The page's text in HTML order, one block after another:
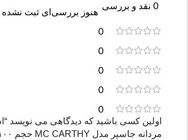
0 نقد و بررسی
0
0
0
0
0
هنوز بررسی‌ای ثبت
اولین کسی باشید که دیدگاهی می نویسد
مردانه جاسپر مدل MC CARTHY حجم ۱۰۰ میلی لیتر”